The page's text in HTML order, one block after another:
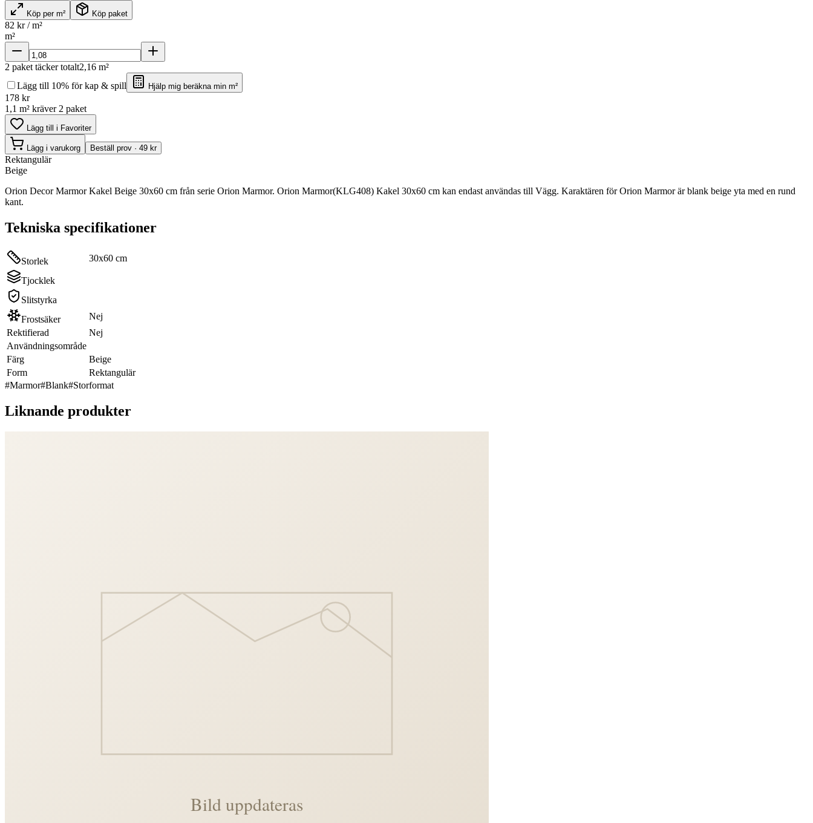
Köp per m² Köp paket
82 kr / m²
m²
2 paket täcker totalt2,16 m²
Lägg till 10% för kap & spill
Hjälp mig beräkna min m²
178 kr
1,1 m² kräver 2 paket
Lägg till i Favoriter
Lägg i varukorg Beställ prov · 49 kr
Rektangulär
Beige
Orion Decor Marmor Kakel Beige 30x60 cm från serie Orion Marmor. Orion Marmor(KLG408) Kakel 30x60 cm kan endast användas till Vägg. Karaktären för Orion Marmor är blank beige yta med en rund
kant.
Tekniska specifikationer
Storlek 30x60 cm
Tjocklek
Slitstyrka
Frostsäker
Nej
Rektifierad
Nej
Användningsområde
Färg
Beige
Form
Rektangulär
#Marmor#Blank#Storformat
Liknande produkter